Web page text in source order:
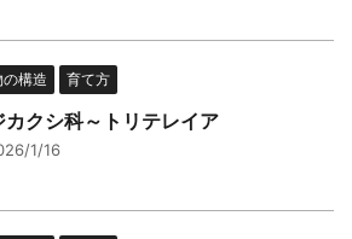
の構造 育て方
カクシ科～トリテレイア
1/16